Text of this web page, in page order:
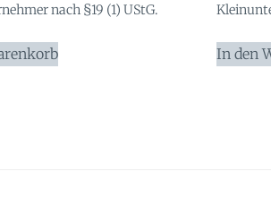
nach §19 (1) UStG.
In den